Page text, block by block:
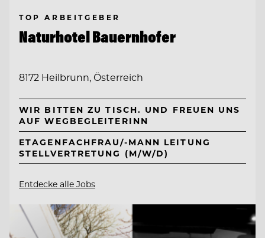
TOP ARBEITGEBER
Naturhotel Bauernhofer
8172 Heilbrunn, Österreich
WIR BITTEN ZU TISCH. UND FREUEN UNS
AUF WEGBEGLEITERINN
ETAGENFACHFRAU/-MANN LEITUNG
STELLVERTRETUNG (M/W/D)
Entdecke alle Jobs